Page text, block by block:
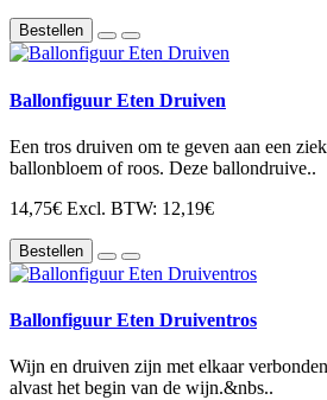
Bestellen
Ballonfiguur Eten Druiven
Een tros druiven om te geven aan een
ballonbloem of roos. Deze ballondruive..
14,75€ Excl. BTW: 12,19€
Bestellen
Ballonfiguur Eten Druiventros
Wijn en druiven zijn met elkaar
alvast het begin van de wijn.&nbs..